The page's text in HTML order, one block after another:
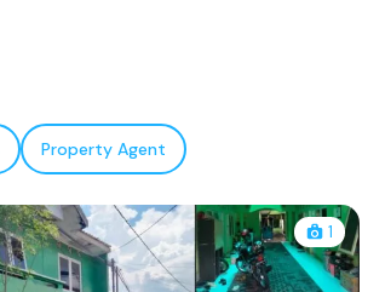
Property Agent
1